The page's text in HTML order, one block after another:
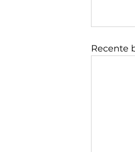
Recente